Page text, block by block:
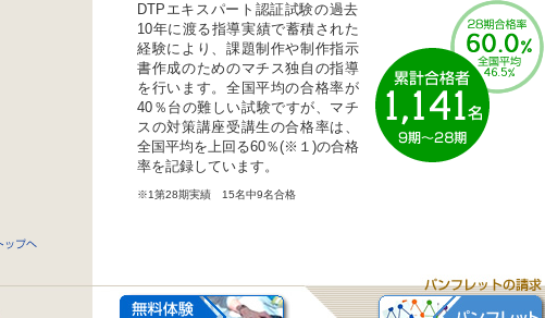
DTPエキスパート認証試験の過去
10年に渡る指導実績で蓄積された
経験により、課題制作や制作指示
書作成のためのマチス独自の指導
を行います。全国平均の合格率が
40％台の難しい試験ですが、マチ
スの対策講座受講生の合格率は、
全国平均を上回る60％(※１)の合格
率を記録しています。
※1第28期実績 15名中9名合格